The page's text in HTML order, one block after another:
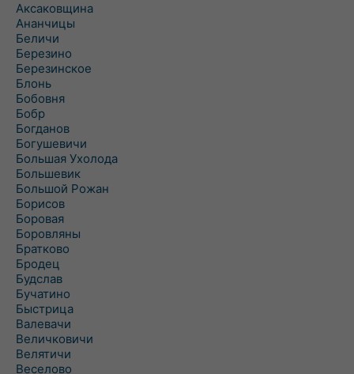
Аксаковщина
Ананчицы
Беличи
Березино
Березинское
Блонь
Бобовня
Бобр
Богданов
Богушевичи
Большая Ухолода
Большевик
Большой Рожан
Борисов
Боровая
Боровляны
Братково
Бродец
Будслав
Бучатино
Быстрица
Валевачи
Величковичи
Велятичи
Веселово